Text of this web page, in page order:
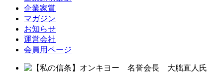
企業家賞
マガジン
お知らせ
運営会社
会員用ページ